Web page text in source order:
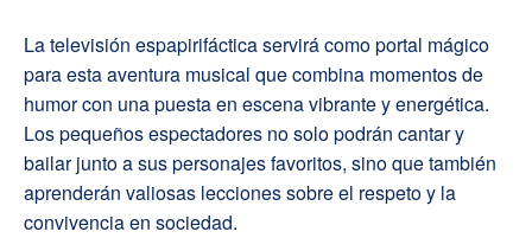
La televisión espapirifáctica servirá como portal mágico
para esta aventura musical que combina momentos de
humor con una puesta en escena vibrante y energética.
Los pequeños espectadores no solo podrán cantar y
bailar junto a sus personajes favoritos, sino que también
aprenderán valiosas lecciones sobre el respeto y la
convivencia en sociedad.